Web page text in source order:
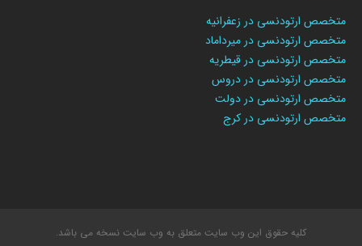
متخصص ارتودنسی در زعفرانیه
متخصص ارتودنسی در میرداماد
متخصص ارتودنسی در قیطریه
متخصص ارتودنسی در دروس
متخصص ارتودنسی در دولت
متخصص ارتودنسی در کرج
کلیه حقوق این وب سایت متعلق به وب سایت نسخه می باشد.